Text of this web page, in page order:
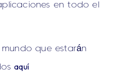
en todo el
que estarán
aquí